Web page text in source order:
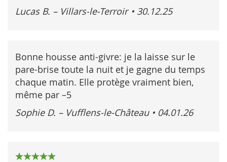
Lucas B. – Villars-le-Terroir • 30.12.25
Bonne housse anti-givre: je la laisse sur le
pare-brise toute la nuit et je gagne du temps
chaque matin. Elle protège vraiment bien,
même par –5
Sophie D. – Vufflens-le-Château • 04.01.26